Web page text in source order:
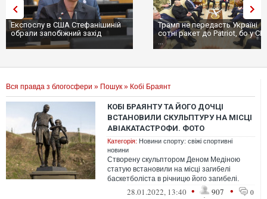
Експослу в США Стефанішиній
обрали запобіжний захід
Трамп не передасть Україні
сотні ракет до Patriot, бо у
...
Вся правда з блогосфери » Пошук » Кобі Браянт
КОБІ БРАЯНТУ ТА ЙОГО ДОЧЦІ
ВСТАНОВИЛИ СКУЛЬПТУРУ НА МІСЦІ
АВІАКАТАСТРОФИ. ФОТО
Категорія: Новини спорту: свіжі спортивні
новини
Створену скульптором Деном Медіною
статую встановили на місці загибелі
баскетболіста в річницю його загибелі.
Внаслідок трагедії загинула донька спорт...
28.01.2022, 13:40 • 907 • 0